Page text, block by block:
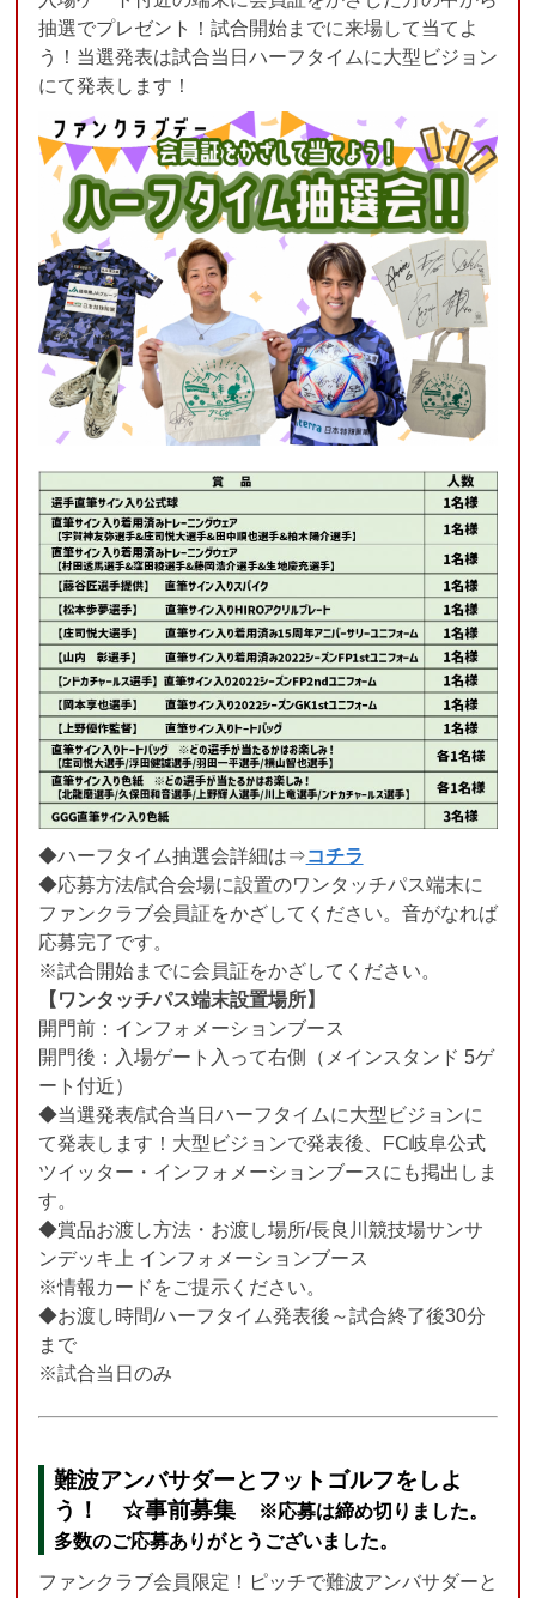
抽選でプレゼント！試合開始までに来場して当てよ
う！当選発表は試合当日ハーフタイムに大型ビジョン
にて発表します！
◆ハーフタイム抽選会詳細は⇒コチラ
◆応募方法/試合会場に設置のワンタッチパス端末に
ファンクラブ会員証をかざしてください。音がなれば
応募完了です。
※試合開始までに会員証をかざしてください。
【ワンタッチパス端末設置場所】
開門前：インフォメーションブース
開門後：入場ゲート入って右側（メインスタンド 5ゲ
ート付近）
◆当選発表/試合当日ハーフタイムに大型ビジョンに
て発表します！大型ビジョンで発表後、FC岐阜公式
ツイッター・インフォメーションブースにも掲出しま
す。
◆賞品お渡し方法・お渡し場所/長良川競技場サンサ
ンデッキ上 インフォメーションブース
※情報カードをご提示ください。
◆お渡し時間/ハーフタイム発表後～試合終了後30分
まで
※試合当日のみ
難波アンバサダーとフットゴルフをしよ
う！ ☆事前募集
※応募は締め切りました。
多数のご応募ありがとうございました。
ファンクラブ会員限定！ピッチで難波アンバサダーと